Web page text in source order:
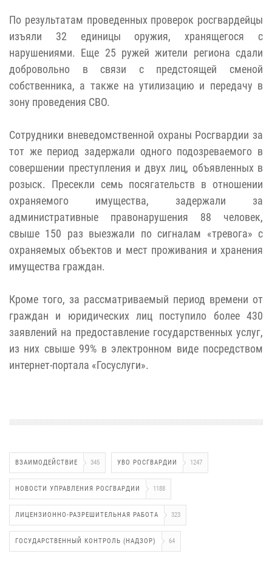
По результатам проведенных проверок росгвардейцы
изъяли 32 единицы оружия, хранящегося с
нарушениями. Еще 25 ружей жители региона сдали
добровольно в связи с предстоящей сменой
собственника, а также на утилизацию и передачу в
зону проведения СВО.
Сотрудники вневедомственной охраны Росгвардии за
тот же период задержали одного подозреваемого в
совершении преступления и двух лиц, объявленных в
розыск. Пресекли семь посягательств в отношении
охраняемого имущества, задержали за
административные правонарушения 88 человек,
свыше 150 раз выезжали по сигналам «тревога» с
охраняемых объектов и мест проживания и хранения
имущества граждан.
Кроме того, за рассматриваемый период времени от
граждан и юридических лиц поступило более 430
заявлений на предоставление государственных услуг,
из них свыше 99% в электронном виде посредством
интернет-портала «Госуслуги».
ВЗАИМОДЕЙСТВИЕ 345 УВО РОСГВАРДИИ 1247
НОВОСТИ УПРАВЛЕНИЯ РОСГВАРДИИ 1188
ЛИЦЕНЗИОННО-РАЗРЕШИТЕЛЬНАЯ РАБОТА 323
ГОСУДАРСТВЕННЫЙ КОНТРОЛЬ (НАДЗОР) 64